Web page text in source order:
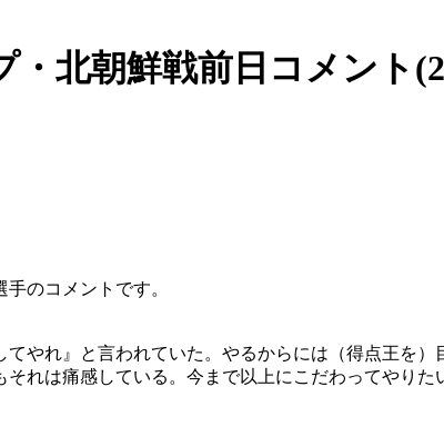
・北朝鮮戦前日コメント
のコメントです。
やれ』と言われていた。やるからには（得点王を
れは痛感している。今まで以上にこだわってやり